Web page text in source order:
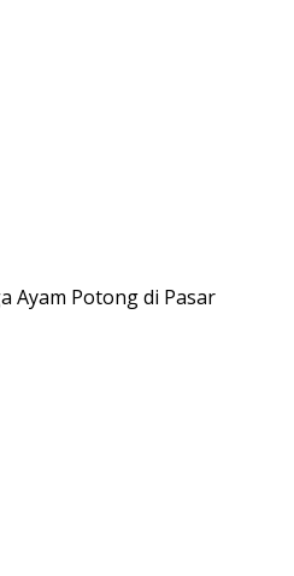
Ayam Potong di Pasar